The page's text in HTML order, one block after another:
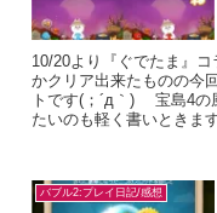
10/20より『ぐでたま』
かクリア出来たものの今
トです(；´д｀)ゞ 宝島4
たいのも軽く書いときま
バブル2:プレイ日記/感想